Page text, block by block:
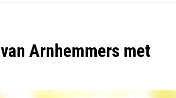
Arnhemmers met